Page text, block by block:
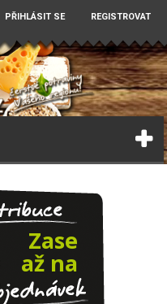
PŘIHLÁSIT SE REGISTROVAT
Zase
až na